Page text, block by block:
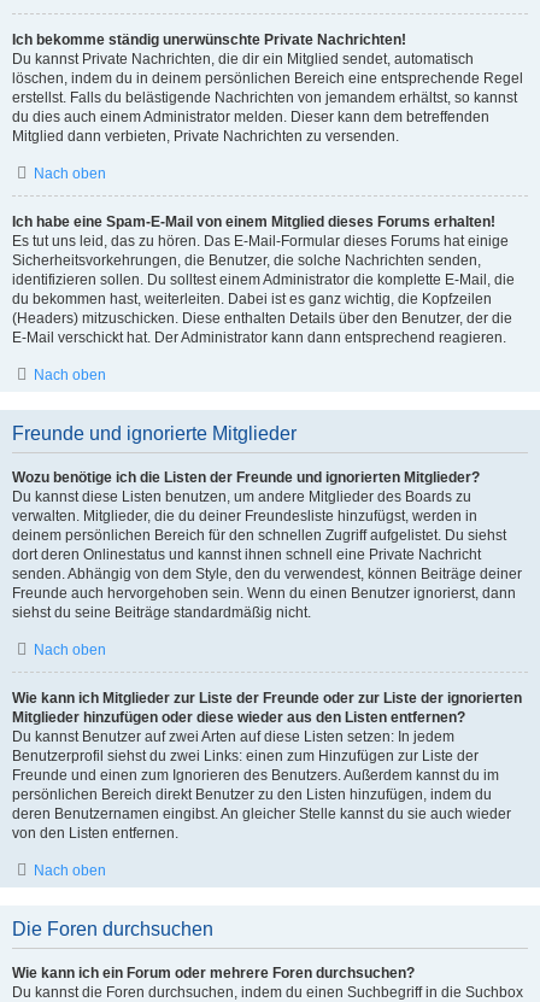
Ich bekomme ständig unerwünschte Private Nachrichten!
Du kannst Private Nachrichten, die dir ein Mitglied sendet, automatisch
löschen, indem du in deinem persönlichen Bereich eine entsprechende Regel
erstellst. Falls du belästigende Nachrichten von jemandem erhältst, so kannst
du dies auch einem Administrator melden. Dieser kann dem betreffenden
Mitglied dann verbieten, Private Nachrichten zu versenden.
Nach oben
Ich habe eine Spam-E-Mail von einem Mitglied dieses Forums erhalten!
Es tut uns leid, das zu hören. Das E-Mail-Formular dieses Forums hat einige
Sicherheitsvorkehrungen, die Benutzer, die solche Nachrichten senden,
identifizieren sollen. Du solltest einem Administrator die komplette E-Mail, die
du bekommen hast, weiterleiten. Dabei ist es ganz wichtig, die Kopfzeilen
(Headers) mitzuschicken. Diese enthalten Details über den Benutzer, der die
E-Mail verschickt hat. Der Administrator kann dann entsprechend reagieren.
Nach oben
Freunde und ignorierte Mitglieder
Wozu benötige ich die Listen der Freunde und ignorierten Mitglieder?
Du kannst diese Listen benutzen, um andere Mitglieder des Boards zu
verwalten. Mitglieder, die du deiner Freundesliste hinzufügst, werden in
deinem persönlichen Bereich für den schnellen Zugriff aufgelistet. Du siehst
dort deren Onlinestatus und kannst ihnen schnell eine Private Nachricht
senden. Abhängig von dem Style, den du verwendest, können Beiträge deiner
Freunde auch hervorgehoben sein. Wenn du einen Benutzer ignorierst, dann
siehst du seine Beiträge standardmäßig nicht.
Nach oben
Wie kann ich Mitglieder zur Liste der Freunde oder zur Liste der ignorierten
Mitglieder hinzufügen oder diese wieder aus den Listen entfernen?
Du kannst Benutzer auf zwei Arten auf diese Listen setzen: In jedem
Benutzerprofil siehst du zwei Links: einen zum Hinzufügen zur Liste der
Freunde und einen zum Ignorieren des Benutzers. Außerdem kannst du im
persönlichen Bereich direkt Benutzer zu den Listen hinzufügen, indem du
deren Benutzernamen eingibst. An gleicher Stelle kannst du sie auch wieder
von den Listen entfernen.
Nach oben
Die Foren durchsuchen
Wie kann ich ein Forum oder mehrere Foren durchsuchen?
Du kannst die Foren durchsuchen, indem du einen Suchbegriff in die Suchbox